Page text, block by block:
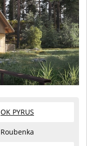
OK PYRUS
Roubenka